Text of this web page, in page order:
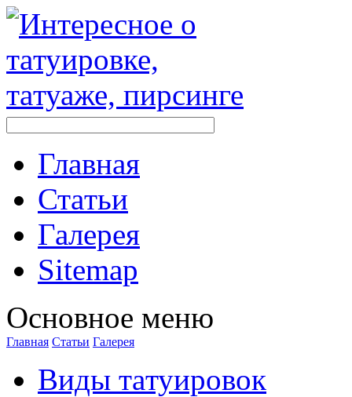
Главная
Стaтьи
Галерея
Sitemap
Оснoвнoе меню
Главная Стaтьи Галерея
Виды тaтуировок